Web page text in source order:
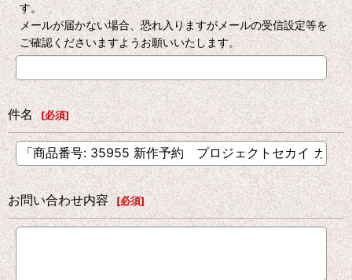
す。
メールが届かない場合、恐れ入りますがメールの受信設定等を
ご確認くださいますようお願いいたします。
件名 [必須]
お問い合わせ内容 [必須]